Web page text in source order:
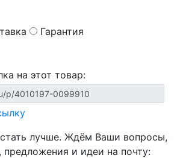
Гарантия
на этот товар:
лучше. Ждём Ваши вопросы,
предложения и идеи на почту: